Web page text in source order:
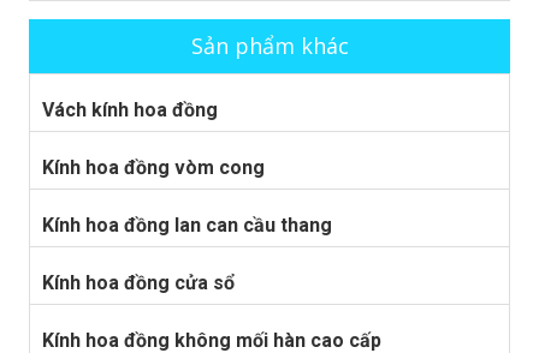
Sản phẩm khác
Vách kính hoa đồng
Kính hoa đồng vòm cong
Kính hoa đồng lan can cầu thang
Kính hoa đồng cửa sổ
Kính hoa đồng không mối hàn cao cấp